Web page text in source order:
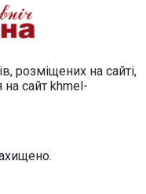
розміщених на сайті,
сайт khmel-